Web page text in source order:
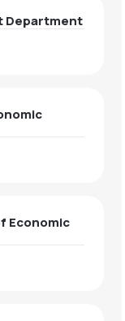
Department
Economic